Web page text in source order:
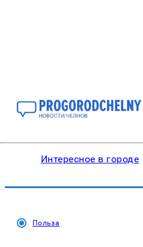
Интересное в городе
Польза